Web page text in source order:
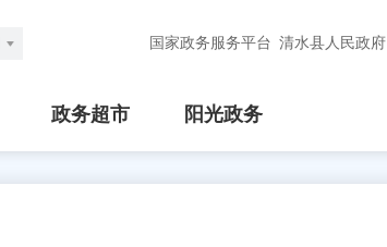
国家政务服务平台 清水县人民政府
政务超市 阳光政务